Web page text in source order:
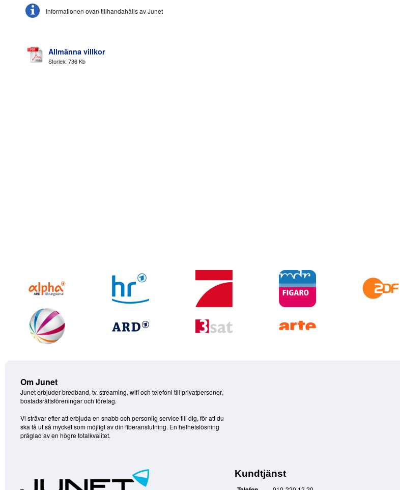
Informationen ovan tillhandahålls av Junet
Allmänna villkor
Storlek: 736 Kb
Om Junet
Junet erbjuder bredband, tv, streaming, wifi och telefoni till privatpersoner,
bostadsrättsföreningar och företag.
Vi strävar efter att erbjuda en snabb och personlig service till dig, för att du
ska få ut så mycket som möjligt av din fiberanslutning. En helhetslösning
präglad av en högre totalkvalitet.
Kundtjänst